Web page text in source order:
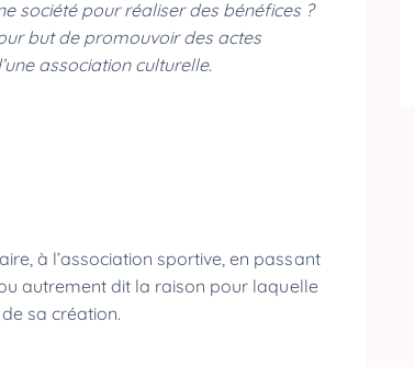
société pour réaliser des bénéfices ?
but de promouvoir des actes
association culturelle.
à l’association sportive, en passant
autrement dit la raison pour laquelle
sa création.